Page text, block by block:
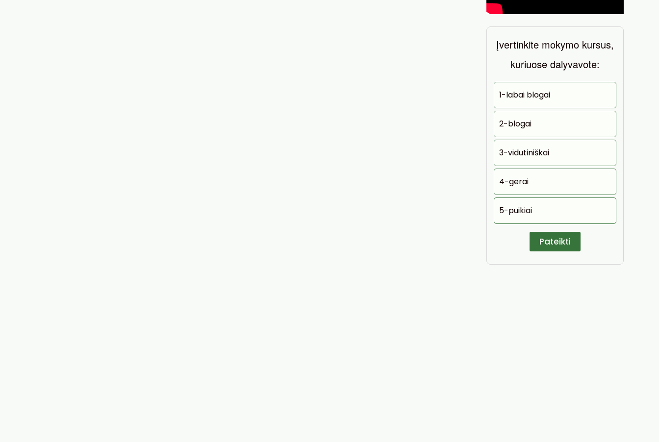
Įvertinkite mokymo kursus,
kuriuose dalyvavote:
1-labai blogai
2-blogai
3-vidutiniškai
4-gerai
5-puikiai